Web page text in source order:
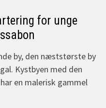
for unge
by, den næststørste by
Kystbyen med den
en malerisk gammel